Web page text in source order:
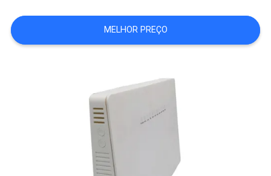
DO
SITE
MELHOR PREÇO